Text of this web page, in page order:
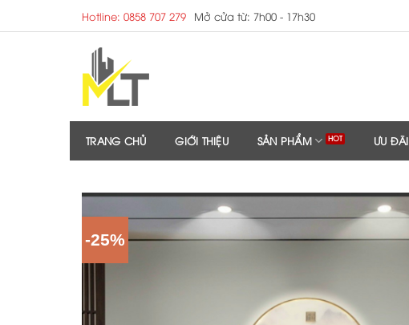
to
Hotline: 0858 707 279 Mở cửa từ: 7h00 - 17h30
TRANG CHỦ GIỚI THIỆU SẢN PHẨM ƯU ĐÃI
-25%